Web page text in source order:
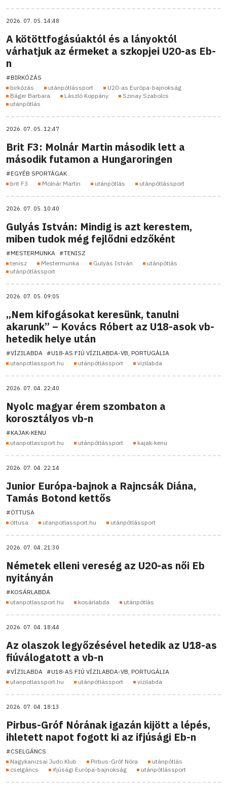
2026. 07. 05. 14:48
A kötöttfogásúaktól és a lányoktól
várhatjuk az érmeket a szkopjei U20-as Eb-
n
#BIRKÓZÁS
birkózás
utánpótlássport
U20-as Európa-bajnokság
Báger Barbara
László Koppány
Szinay Szabolcs
utánpótlás
2026. 07. 05. 12:47
Brit F3: Molnár Martin második lett a
második futamon a Hungaroringen
#EGYÉB SPORTÁGAK
brit F3
Molnár Martin utánpótlás utánpótlássport
2026. 07. 05. 10:40
Gulyás István: Mindig is azt kerestem,
miben tudok még fejlődni edzőként
#MESTERMUNKA #TENISZ
tenisz
Mestermunka Gulyás István
utánpótlás
utánpótlássport
2026. 07. 05. 09:05
„Nem kifogásokat keresünk, tanulni
akarunk” – Kovács Róbert az U18-asok vb-
hetedik helye után
#VÍZILABDA #U18-AS FIÚ VÍZILABDA-VB, PORTUGÁLIA
utanpotlassport.hu
utánpótlássport vízilabda
2026. 07. 04. 22:40
Nyolc magyar érem szombaton a
korosztályos vb-n
#KAJAK-KENU
utanpotlassport.hu
utánpótlássport kajak-kenu
2026. 07. 04. 22:14
Junior Európa-bajnok a Rajncsák Diána,
Tamás Botond kettős
#ÖTTUSA
öttusa
utanpotlassport.hu utánpótlássport
2026. 07. 04. 21:30
Németek elleni vereség az U20-as női Eb
nyitányán
#KOSÁRLABDA
utanpotlassport.hu
kosárlabda utánpótlás
2026. 07. 04. 18:44
Az olaszok legyőzésével hetedik az U18-as
fiúválogatott a vb-n
#VÍZILABDA #U18-AS FIÚ VÍZILABDA-VB, PORTUGÁLIA
utanpotlassport.hu
utánpótlássport vízilabda
2026. 07. 04. 18:13
Pirbus-Gróf Nórának igazán kijött a lépés,
ihletett napot fogott ki az ifjúsági Eb-n
#CSELGÁNCS
Nagykanizsai Judo Klub
Pirbus-Gróf Nóra
utánpótlás
cselgáncs
ifjúsági Európa-bajnokság utánpótlássport